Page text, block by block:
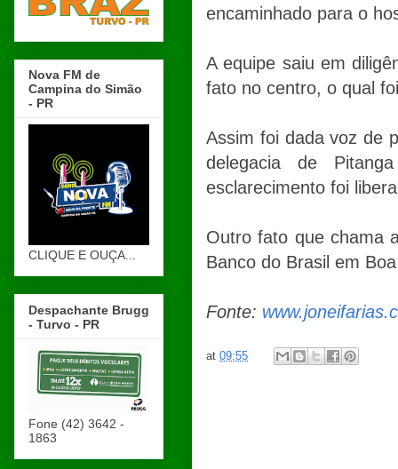
encaminhado para o
A equipe saiu em
fato no centro, o qual
Assim foi dada voz de
delegacia de
esclarecimento foi
Outro fato que chama
Banco do Brasil em
Fonte:
at 09:55
Nova FM de
Campina do Simão
- PR
CLIQUE E OUÇA...
Despachante Brugg
- Turvo - PR
Fone (42) 3642 -
1863